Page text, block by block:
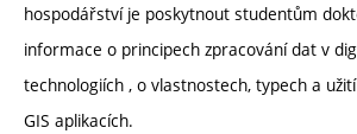
hospodářství je poskytnout studentům
informace o principech zpracování dat v
technologiích , o vlastnostech, typech a
GIS aplikacích.